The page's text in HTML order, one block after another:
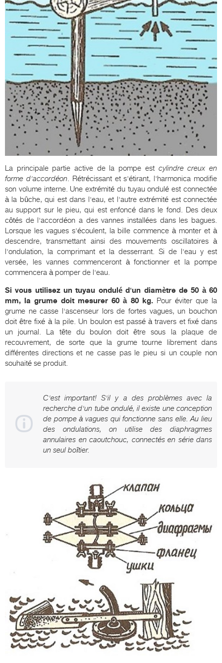
La principale partie active de la pompe est cylindre creux en
forme d'accordéon. Rétrécissant et s'étirant, l'harmonica modifie
son volume interne. Une extrémité du tuyau ondulé est connectée
à la bûche, qui est dans l'eau, et l'autre extrémité est connectée
au support sur le pieu, qui est enfoncé dans le fond. Des deux
côtés de l'accordéon a des vannes installées dans les bagues.
Lorsque les vagues s'écoulent, la bille commence à monter et à
descendre, transmettant ainsi des mouvements oscillatoires à
l'ondulation, la comprimant et la desserrant. Si de l'eau y est
versée, les vannes commenceront à fonctionner et la pompe
commencera à pomper de l'eau.
Si vous utilisez un tuyau ondulé d'un diamètre de 50 à 60
mm, la grume doit mesurer 60 à 80 kg.Pour éviter que la
grume ne casse l'ascenseur lors de fortes vagues, un bouchon
doit être fixé à la pile. Un boulon est passé à travers et fixé dans
un journal. La tête du boulon doit être sous la plaque de
recouvrement, de sorte que la grume tourne librement dans
différentes directions et ne casse pas le pieu si un couple non
souhaité se produit.
C'est important! S'il y a des problèmes avec la
recherche d'un tube ondulé, il existe une conception
de pompe à vagues qui fonctionne sans elle. Au lieu
des ondulations, on utilise des diaphragmes
annulaires en caoutchouc, connectés en série dans
un seul boîtier.